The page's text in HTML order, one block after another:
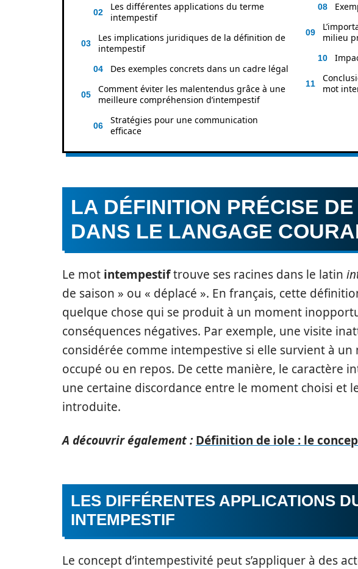
Les différentes applications du terme
intempestif
Les implications juridiques de la définition de
intempestif
Des exemples concrets dans un cadre légal
Comment éviter les malentendus grâce à une
meilleure compréhension d’intempestif
Stratégies pour une communication
efficace
milieu
mot
LA DÉFINITION PRÉCISE
DANS LE LANGAGE
Le mot intempestiftrouve ses racines dans le latin
de saison » ou « déplacé ». En français, cette
quelque chose qui se produit à un moment
conséquences négatives. Par exemple, une visite
considérée comme intempestive si elle survient à
occupé ou en repos. De cette manière, le caractère
une certaine discordance entre le moment choisi et
introduite.
A découvrir également : Définition de iole : le
LES DIFFÉRENTES APPLICATIONS
INTEMPESTIF
Le concept d’intempestivité peut s’appliquer à des